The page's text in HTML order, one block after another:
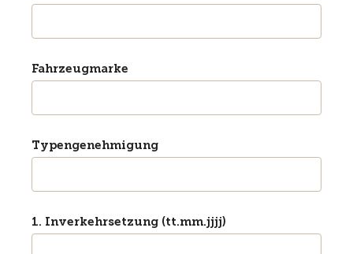
Fahrzeugmarke
Typengenehmigung
1. Inverkehrsetzung (tt.mm.jjjj)